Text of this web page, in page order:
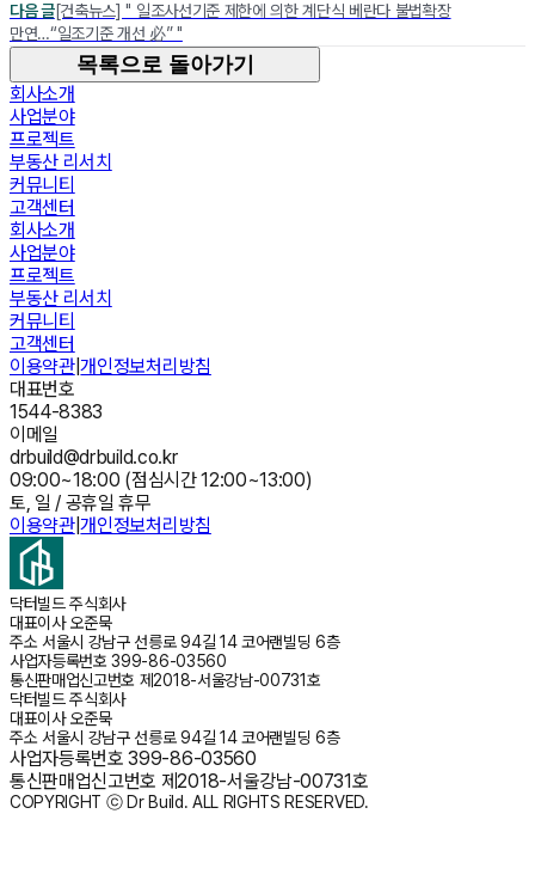
다음 글[건축뉴스] " 일조사선기준 제한에 의한 계단식 베란다 불법확장
만연…“일조기준 개선 必” "
목록으로 돌아가기
회사소개
사업분야
프로젝트
부동산 리서치
커뮤니티
고객센터
회사소개
사업분야
프로젝트
부동산 리서치
커뮤니티
고객센터
이용약관|개인정보처리방침
대표번호
1544-8383
이메일
drbuild@drbuild.co.kr
09:00~18:00 (점심시간 12:00~13:00)
토, 일 / 공휴일 휴무
이용약관|개인정보처리방침
닥터빌드 주식회사
대표이사오준묵
주소 서울시 강남구 선릉로 94길 14 코어랜빌딩 6층
사업자등록번호 399-86-03560
통신판매업신고번호 제2018-서울강남-00731호
닥터빌드 주식회사
대표이사오준묵
주소 서울시 강남구 선릉로 94길 14 코어랜빌딩 6층
사업자등록번호 399-86-03560
통신판매업신고번호 제2018-서울강남-00731호
COPYRIGHT ⓒ Dr Build. ALL RIGHTS RESERVED.